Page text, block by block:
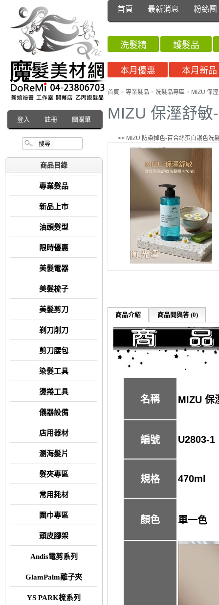
登入 註冊 團購單
首頁 最新消息 粉絲團
商品目錄
專業髮品
新品上市
油頭髮型
限時優惠
美髮電器
美髮梳子
美髮剪刀
剃刀削刀
剪刀腰包
染髮工具
燙捲工具
儀器設備
店用器材
瀏海髮片
髮夾專區
常用耗材
圍巾專區
頭皮腳架
Andis電剪系列
GlamPalm離子夾
YS PARK梳系列
洗髮精
護髮品
本月優惠
本月新品
首頁 > 專業髮品 > 洗髮品專區 > MIZU 保
MIZU 保溼舒
<< MIZU 防染掉色-百合絲蛋白護色洗
商品介紹 商品問與答 (0)
名稱 MIZU 保
編號 U2803-1
規格 470ml
顏色 單一色